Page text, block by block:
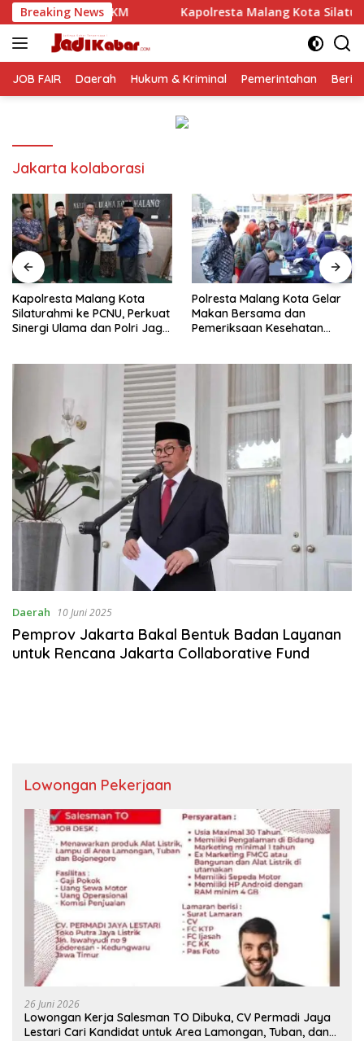
Langsung
ke
konten
Breaking NewsKapolresta Malang Kota Silaturahmi ke PCNU,
JOB FAIR Daerah Hukum & Kriminal Pemerintahan
Jakarta kolaborasi
Kapolresta Malang Kota
Silaturahmi ke PCNU, Perkuat
Sinergi Ulama dan Polri Jaga
Polresta Malang Kota Gelar
Makan Bersama dan
Pemeriksaan Kesehatan
Daerah 10 Juni 2025
Pemprov Jakarta Bakal Bentuk Badan Layanan
untuk Rencana Jakarta Collaborative Fund
Lowongan Pekerjaan
26 Juni 2026
Lowongan Kerja Salesman TO Dibuka, CV Permadi Jaya
Lestari Cari Kandidat untuk Area Lamongan, Tuban, dan